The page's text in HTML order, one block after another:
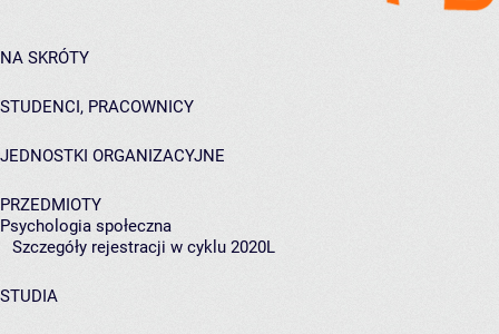
NA SKRÓTY
STUDENCI, PRACOWNICY
JEDNOSTKI ORGANIZACYJNE
PRZEDMIOTY
Psychologia społeczna
Szczegóły rejestracji w cyklu 2020L
STUDIA